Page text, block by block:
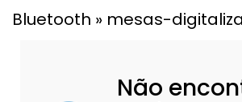
Bluetooth » mesas-
Não